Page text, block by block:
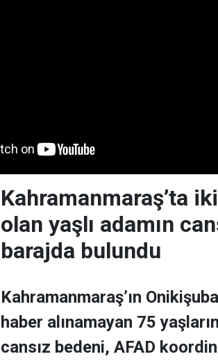
Kahramanmaraş’ta
olan yaşlı adamın
barajda bulundu
Kahramanmaraş’ın
haber alınamayan 75
cansız bedeni, AFAD